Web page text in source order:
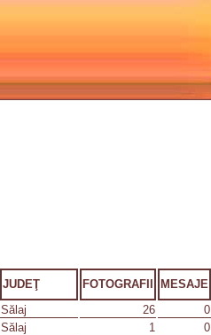
JUDEŢ FOTOGRAFII MESAJE
Sălaj 26 0
Sălaj 1 0